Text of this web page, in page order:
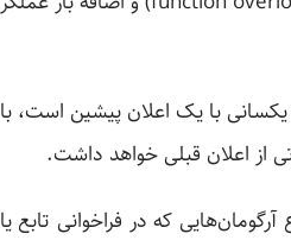
با یک اعلان پیشین است، با
از اعلان قبلی خواهد داشت.
که در فراخوانی تابع یا